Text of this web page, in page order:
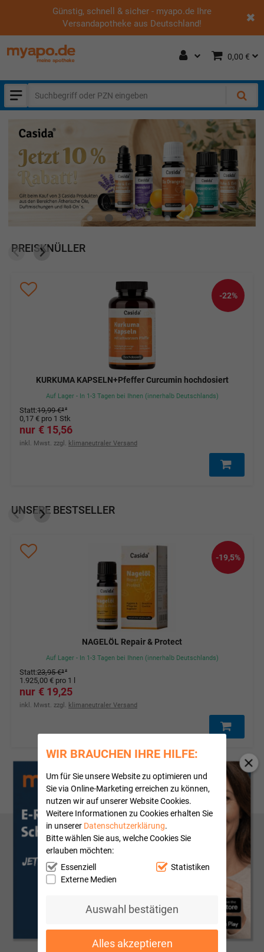
Günstig, schnell & sicher - myapo.de Ihre
Versandapotheke aus Deutschland!
WIR BRAUCHEN IHRE HILFE:
Um für Sie unsere Website zu optimieren und
Sie via Online-Marketing erreichen zu können,
nutzen wir auf unserer Website Cookies.
Weitere Informationen zu Cookies erhalten Sie
in unserer Datenschutzerklärung.
Bitte wählen Sie aus, welche Cookies Sie
erlauben möchten:
Essenziell
Statistiken
Externe Medien
Auswahl bestätigen
Alles akzeptieren
0,00 €
PREISKNÜLLER
KURKUMA KAPSELN+Pfeffer Curcumin hochdosiert
15,56 €
Statt:19,99 €³
Auf Lager - In 1-3 Tagen bei Ihnen (innerhalb Deutschlands)
inkl. Mwst. zzgl. klimaneutraler Versand
0,17 € pro 1 Stk
-22%
UNSERE BESTSELLER
NAGELÖL Repair & Protect
19,25 €
Statt:23,95 €³
Auf Lager - In 1-3 Tagen bei Ihnen (innerhalb Deutschlands)
inkl. Mwst. zzgl. klimaneutraler Versand
1.925,00 € pro 1 l
-19,5%
Hilfe
Mein Konto
Kontaktformular
Häufige Fragen
Kundenbewertungen
Quick Navi:
Partnerprogramme